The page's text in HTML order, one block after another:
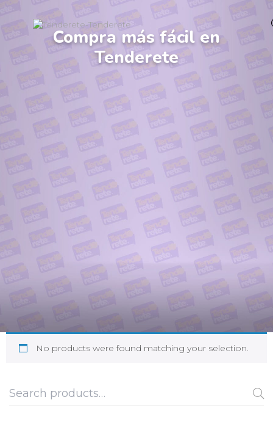
Compra más fácil en
Tenderete
No products were found matching your selection.